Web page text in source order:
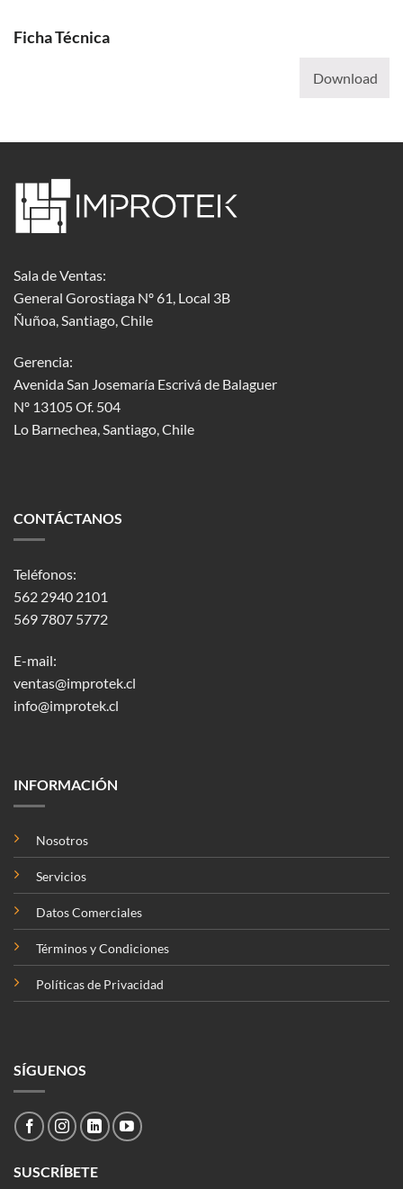
Ficha Técnica
Download
Sala de Ventas:
General Gorostiaga Nº 61, Local 3B
Ñuñoa, Santiago, Chile
Gerencia:
Avenida San Josemaría Escrivá de Balaguer
Nº 13105 Of. 504
Lo Barnechea, Santiago, Chile
CONTÁCTANOS
Teléfonos:
562 2940 2101
569 7807 5772
E-mail:
ventas@improtek.cl
info@improtek.cl
INFORMACIÓN
Nosotros
Servicios
Datos Comerciales
Términos y Condiciones
Políticas de Privacidad
SÍGUENOS
SUSCRÍBETE